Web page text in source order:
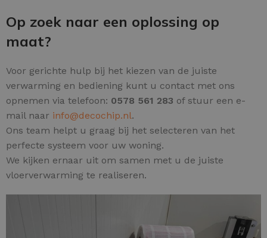
Op zoek naar een oplossing op
maat?
Voor gerichte hulp bij het kiezen van de juiste
verwarming en bediening kunt u contact met ons
opnemen via telefoon: 0578 561 283 of stuur een e-
mail naar info@decochip.nl.
Ons team helpt u graag bij het selecteren van het
perfecte systeem voor uw woning.
We kijken ernaar uit om samen met u de juiste
vloerverwarming te realiseren.